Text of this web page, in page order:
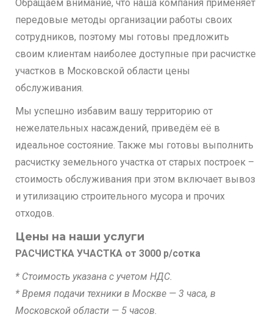
Обращаем внимание, что наша компания применяет
передовые методы организации работы своих
сотрудников, поэтому мы готовы предложить
своим клиентам наиболее доступные при расчистке
участков в Московской области цены
обслуживания.
Мы успешно избавим вашу территорию от
нежелательных насаждений, приведём её в
идеальное состояние. Также мы готовы выполнить
расчистку земельного участка от старых построек –
стоимость обслуживания при этом включает вывоз
и утилизацию строительного мусора и прочих
отходов.
Цены на наши услуги
РАСЧИСТКА УЧАСТКА от 3000 р/сотка
* Стоимость указана с учетом НДС.
* Время подачи техники в Москве — 3 часа, в
Московской области — 5 часов.